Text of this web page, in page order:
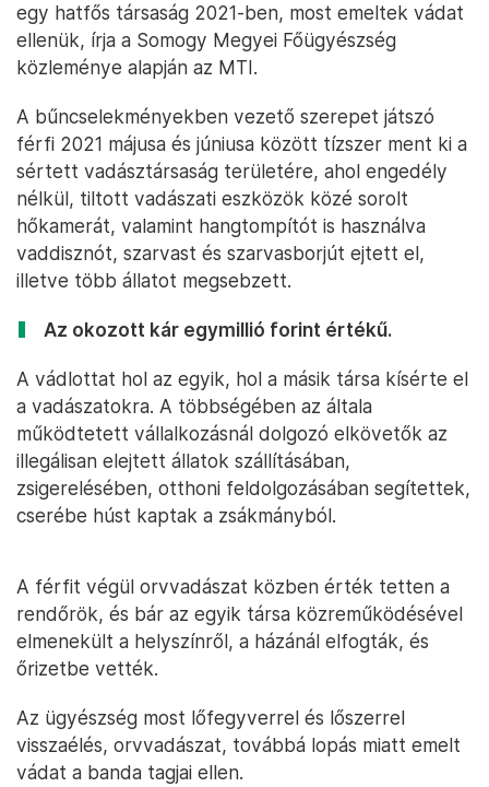
egy hatfős társaság 2021-ben, most emeltek vádat
ellenük, írja a Somogy Megyei Főügyészség
közleménye alapján az MTI.
A bűncselekményekben vezető szerepet játszó
férfi 2021 májusa és júniusa között tízszer ment ki a
sértett vadásztársaság területére, ahol engedély
nélkül, tiltott vadászati eszközök közé sorolt
hőkamerát, valamint hangtompítót is használva
vaddisznót, szarvast és szarvasborjút ejtett el,
illetve több állatot megsebzett.
Az okozott kár egymillió forint értékű.
A vádlottat hol az egyik, hol a másik társa kísérte el
a vadászatokra. A többségében az általa
működtetett vállalkozásnál dolgozó elkövetők az
illegálisan elejtett állatok szállításában,
zsigerelésében, otthoni feldolgozásában segítettek,
cserébe húst kaptak a zsákmányból.
A férfit végül orvvadászat közben érték tetten a
rendőrök, és bár az egyik társa közreműködésével
elmenekült a helyszínről, a házánál elfogták, és
őrizetbe vették.
Az ügyészség most lőfegyverrel és lőszerrel
visszaélés, orvvadászat, továbbá lopás miatt emelt
vádat a banda tagjai ellen.